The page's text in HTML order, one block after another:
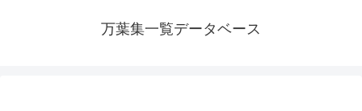
万葉集一覧データベース